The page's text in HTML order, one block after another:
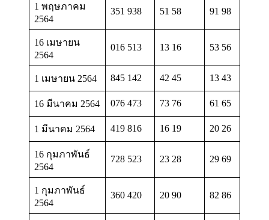
1 พฤษภาคม
2564
351 938 51 58 91 98
16 เมษายน
2564
016 513 13 16 53 56
1 เมษายน 2564 845 142 42 45 13 43
16 มีนาคม 2564 076 473 73 76 61 65
1 มีนาคม 2564 419 816 16 19 20 26
16 กุมภาพันธ์
2564
728 523 23 28 29 69
1 กุมภาพันธ์
2564
360 420 20 90 82 86